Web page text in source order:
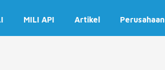
MILI API Artikel Perusahaan